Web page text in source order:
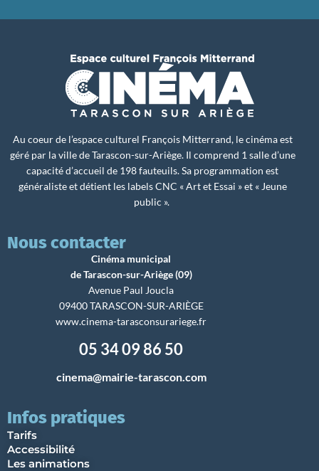
Au coeur de l’espace culturel François Mitterrand, le cinéma est
géré par la ville de Tarascon-sur-Ariège. Il comprend 1 salle d’une
capacité d’accueil de 198 fauteuils. Sa programmation est
généraliste et détient les labels CNC « Art et Essai » et « Jeune
public ».
Nous contacter
Cinéma municipal
de Tarascon-sur-Ariège (09)
Avenue Paul Joucla
09400 TARASCON-SUR-ARIÈGE
www.cinema-tarasconsurariege.fr
05 34 09 86 50
cinema@mairie-tarascon.com
Infos pratiques
Tarifs
Accessibilité
Les animations